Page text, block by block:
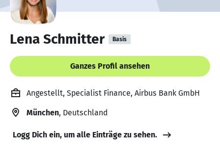
Lena Schmitter Basis
Ganzes Profil ansehen
Angestellt, Specialist Finance, Airbus Bank GmbH
München, Deutschland
Logg Dich ein, um alle Einträge zu sehen.